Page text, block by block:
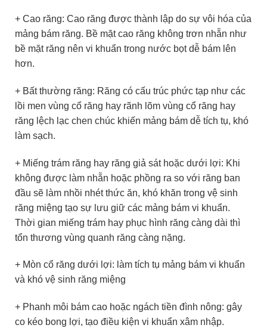
+ Cao răng: Cao răng được thành lập do sự vôi hóa của
mảng bám răng. Bề mặt cao răng không trơn nhẵn như
bề mặt răng nên vi khuẩn trong nước bọt dễ bám lên
hơn.
+ Bất thường răng: Răng có cấu trúc phức tạp như các
lồi men vùng cổ răng hay rãnh lõm vùng cổ răng hay
răng lệch lạc chen chúc khiến mảng bám dễ tích tụ, khó
làm sạch.
+ Miếng trám răng hay răng giả sát hoặc dưới lợi: Khi
không được làm nhẵn hoặc phồng ra so với răng ban
đầu sẽ làm nhồi nhét thức ăn, khó khăn trong vệ sinh
răng miệng tạo sự lưu giữ các mảng bám vi khuẩn.
Thời gian miếng trám hay phục hình răng càng dài thì
tổn thương vùng quanh răng càng nặng.
+ Mòn cổ răng dưới lợi: làm tích tụ mảng bám vi khuẩn
và khó vệ sinh răng miệng
+ Phanh môi bám cao hoặc ngách tiền đình nông: gây
co kéo bong lợi, tạo điều kiện vi khuẩn xâm nhập.